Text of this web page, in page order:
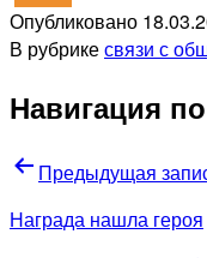
Опубликовано
В рубрикесвязи с
Навигация
Предыдущая
Награда нашла героя